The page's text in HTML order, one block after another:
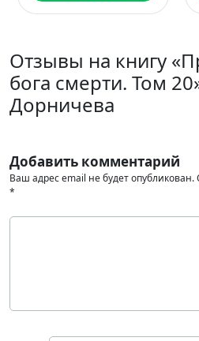
Отзывы на книгу
бога смерти. Том
Дорничева
Добавить комментарий
Ваш адрес email не будет опубликован.
*